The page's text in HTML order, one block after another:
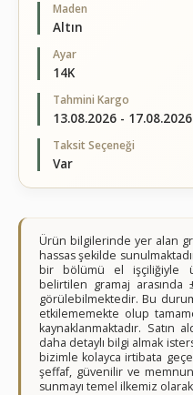
Maden
Altın
Ayar
14K
Tahmini Kargo
13.08.2026 - 17.08.2026
Taksit Seçeneği
Var
Ürün bilgilerinde yer alan
hassas şekilde
bir bölümü el işçiliğiyle
belirtilen gramaj arasında
görülebilmektedir. Bu
etkilememekte olup
kaynaklanmaktadır. Satın
daha detaylı bilgi almak
bizimle kolayca irtibata
şeffaf, güvenilir ve
sunmayı temel ilkemiz